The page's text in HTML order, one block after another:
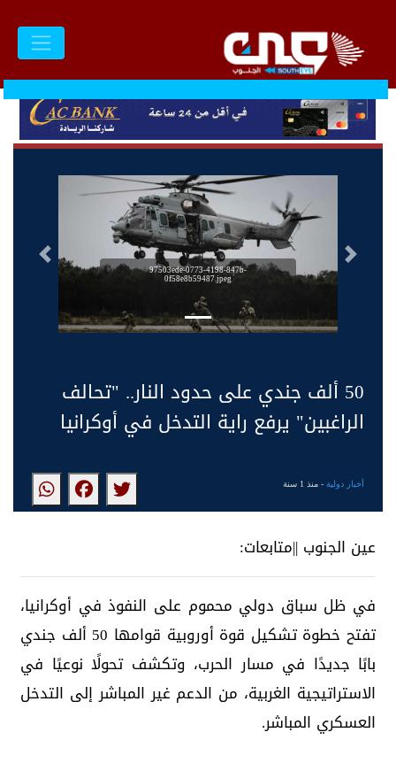
97503ede-0773-4198-847b-
0f58e8b59487.jpeg
التالى السابق
50 ألف جندي على حدود النار.. "تحالف
الراغبين" يرفع راية التدخل في أوكرانيا
أخبار دولية- منذ 1 سنة
عين الجنوب ||متابعات:
في ظل سباق دولي محموم على النفوذ في أوكرانيا،
تفتح خطوة تشكيل قوة أوروبية قوامها 50 ألف جندي
بابًا جديدًا في مسار الحرب، وتكشف تحولًا نوعيًا في
الاستراتيجية الغربية، من الدعم غير المباشر إلى التدخل
العسكري المباشر.